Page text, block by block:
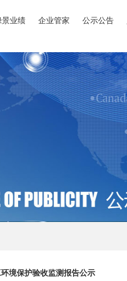
景业绩 企业管家 公示公告
境保护验收监测报告公示